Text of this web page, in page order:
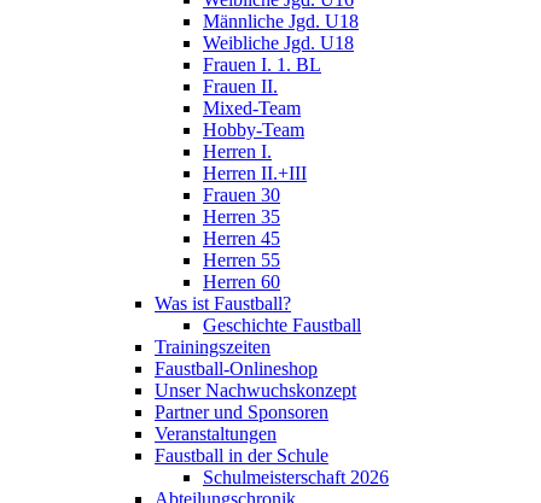
Männliche Jgd. U18
Weibliche Jgd. U18
Frauen I. 1. BL
Frauen II.
Mixed-Team
Hobby-Team
Herren I.
Herren II.+III
Frauen 30
Herren 35
Herren 45
Herren 55
Herren 60
Was ist Faustball?
Geschichte Faustball
Trainingszeiten
Faustball-Onlineshop
Unser Nachwuchskonzept
Partner und Sponsoren
Veranstaltungen
Faustball in der Schule
Schulmeisterschaft 2026